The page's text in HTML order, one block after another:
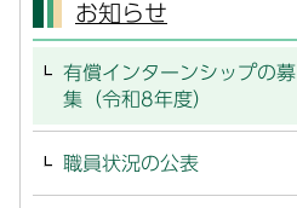
お知らせ
有償インターンシップの募
集（令和8年度）
職員状況の公表